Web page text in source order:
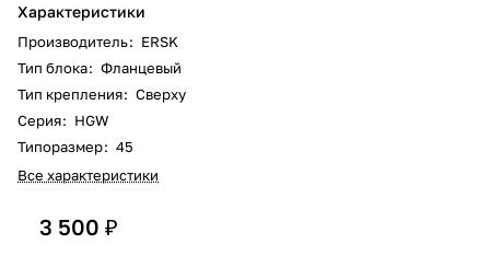
Характеристики
Производитель: ERSK
Тип блока: Фланцевый
Тип крепления: Сверху
Серия: HGW
Типоразмер: 45
Все характеристики
3 500 ₽